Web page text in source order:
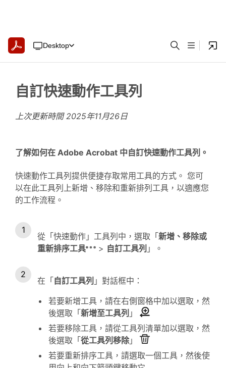
Desktop
自訂快速動作工具列
上次更新時間2025年11月26日
了解如何在 Adobe Acrobat 中自訂快速動作工具列。
快速動作工具列提供便捷存取常用工具的方式。 您可
以在此工具列上新增、移除和重新排列工具，以適應您
的工作流程。
從「快速動作」工具列中，選取「新增、移除或
重新排序工具
> 自訂工具列 」。
在「自訂工具列 」對話框中：
若要新增工具，請在右側窗格中加以選取，然
後選取「新增至工具列 」
若要移除工具，請從工具列清單加以選取，然
後選取「從工具列移除」
若要重新排序工具，請選取一個工具，然後使